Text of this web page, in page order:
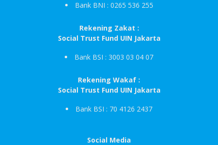
Bank BNI : 0265 536 255
Rekening Zakat :
Social Trust Fund UIN Jakarta
Bank BSI : 3003 03 04 07
Rekening Wakaf :
Social Trust Fund UIN Jakarta
Bank BSI : 70 4126 2437
Social Media